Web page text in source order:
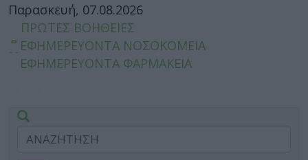
Παρασκευή, 07.08.2026
ΠΡΩΤΕΣ ΒΟΗΘΕΙΕΣ
ΕΦΗΜΕΡΕΥΟΝΤΑ ΝΟΣΟΚΟΜΕΙΑ
ΕΦΗΜΕΡΕΥΟΝΤΑ ΦΑΡΜΑΚΕΙΑ